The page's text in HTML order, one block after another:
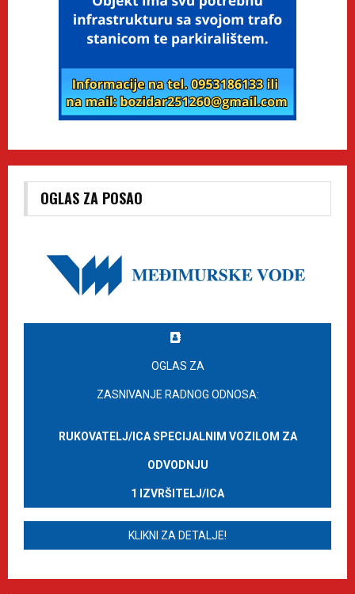
OGLAS ZA POSAO
OGLAS ZA
ZASNIVANJE RADNOG ODNOSA:
RUKOVATELJ/ICA SPECIJALNIM VOZILOM ZA
ODVODNJU
1 IZVRŠITELJ/ICA
KLIKNI ZA DETALJE!